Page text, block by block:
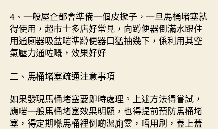
4、一般屋企都會準備一個皮搋子，一旦馬桶堵塞就
得使用，超市士多店好常見，向蹲便器倒滿水跟住
用通廁器吸盆啱準蹲便器口猛抽幾下，係利用其空
氣壓力通咗嘅，效果好好
二、馬桶堵塞疏通注意事項
如果發現馬桶堵塞要即時處理。上述方法得嘗試，
應啱一般馬桶堵塞效果明顯，也得提前預防馬桶堵
塞，得定期喺馬桶裡倒啲潔廁靈，唔用刷，蓋上蓋